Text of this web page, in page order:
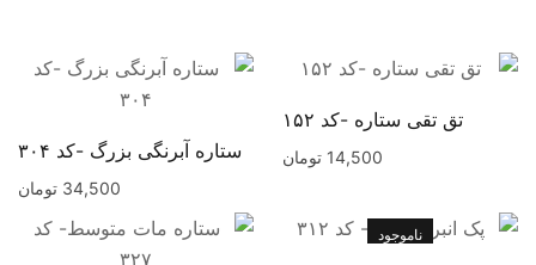
تق تقی ستاره -کد ۱۵۲
14,500 تومان ستاره آبرنگی بزرگ -کد ۳۰۴
34,500 تومان
ناموجود